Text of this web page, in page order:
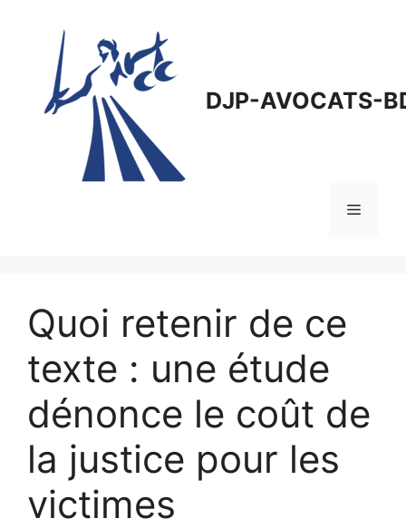
DJP-AVOCATS-
Menu
Quoi retenir de ce
texte : une étude
dénonce le coût de
la justice pour les
victimes